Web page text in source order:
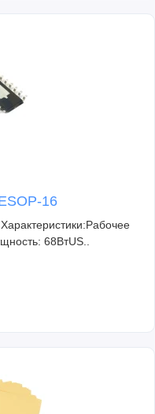
16
68ВтUS..